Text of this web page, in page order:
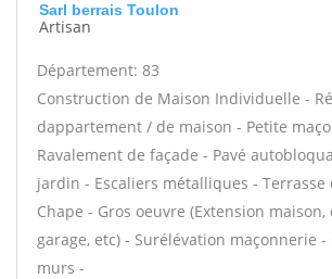
Sarl berrais Toulon
Artisan
Département: 83
Construction de Maison Individuelle -
dappartement / de maison - Petite
Ravalement de façade - Pavé
jardin - Escaliers métalliques - Terrasse
Chape - Gros oeuvre (Extension
garage, etc) - Surélévation maçonnerie
murs -